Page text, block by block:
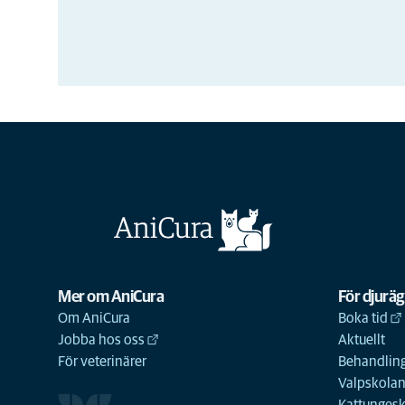
Mer om AniCura
Om AniCura
Jobba hos oss
För veterinärer
För
Boka tid
Aktuellt
Valpskolan